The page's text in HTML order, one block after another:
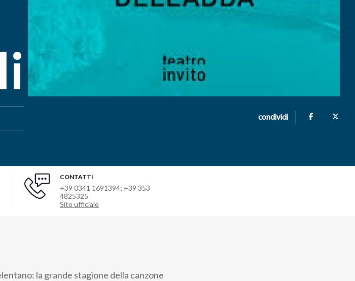
condividi
CONTATTI
+39 0341 1691394; +39 353
4825325
Sito ufficiale
la grande stagione della canzone